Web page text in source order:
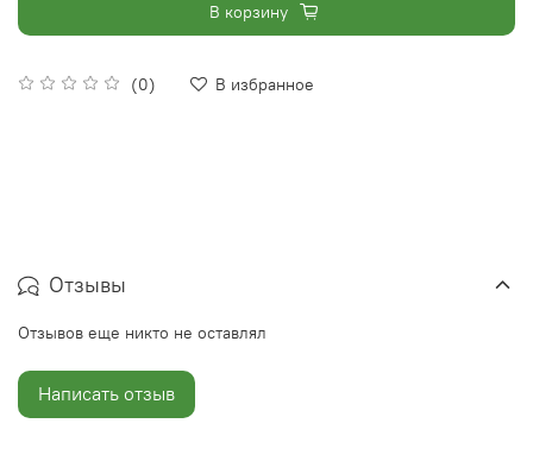
(0) В избранное
В корзину
Отзывы
Отзывов еще никто не оставлял
Написать отзыв